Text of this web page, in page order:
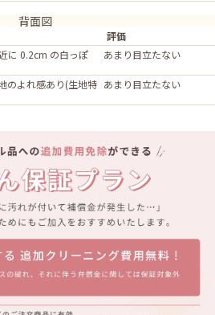
背面図
評価
に 0.2cm の白っぽ
あまり目立たない
のよれ感あり(生地特 あまり目立たない